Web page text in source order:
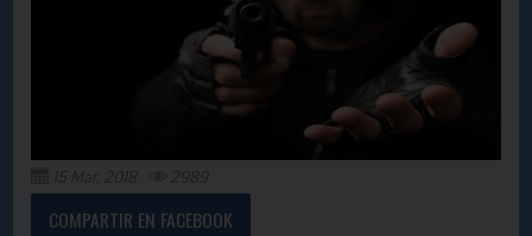
15 Mar, 2018 2989
COMPARTIR EN FACEBOOK